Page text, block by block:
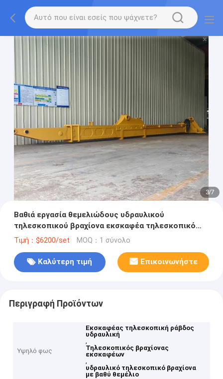
3/7
Βαθιά εργασία θεμελιώδους υδραυλικού
τηλεσκοπικού βραχίονα εκσκαφέα τηλεσκοπικό
ραβδί
Τιμή：$6200/set MOQ：1 σύνολο
Καλύτερη τιμή Επικοινωνήστε
Περιγραφή Προϊόντων
Υψηλό φως
Εκσκαφέας τηλεσκοπική ράβδος
υδραυλική
,
Τηλεσκοπικός βραχίονας
εκσκαφέων
,
υδραυλικό τηλεσκοπικό βραχίονα
με βαθύ θεμέλιο